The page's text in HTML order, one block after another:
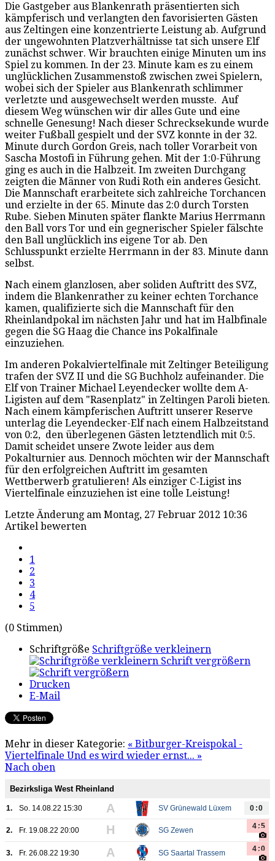
Die Gastgeber aus Blankenrath präsentierten sich
kämpferisch und verlangten den favorisierten Gästen
aus Zeltingen eine konzentrierte Leistung ab. Aufgrund
der ungewohnten Platzverhältnisse tat sich unsere Elf
zunächst schwer. Wir brauchten einige Minuten um ins
Spiel zu kommen. In der 23. Minute kam es zu einem
unglücklichen Zusammenstoß zwischen zwei Spielern,
wobei sich der Spieler aus Blankenrath schlimmer
verletzte und ausgewechselt werden musste. Auf
diesem Weg wünschen wir dir alles Gute und eine
schnelle Genesung! Nach dieser Schrecksekunde wurde
weiter Fußball gespielt und der SVZ konnte in der 32.
Minute durch Gordon Greis, nach toller Vorarbeit von
Sascha Mostofi in Führung gehen. Mit der 1:0-Führung
ging es auch in die Halbzeit. Im zweiten Durchgang
zeigten die Männer von Rudi Roth ein anderes Gesicht.
Die Mannschaft erarbeitete sich zahlreiche Torchancen
und erzielte in der 65. Minute das 2:0 durch Torsten
Rube. Sieben Minuten später flankte Marius Herrmann
den Ball vors Tor und ein gegnerischer Spieler fälschte
den Ball unglücklich ins eigene Tor ab. Den
Schlusspunkt erzielte Herrmann in der 83. Minute dann
selbst.
Nach einem glanzlosen, aber soliden Auftritt des SVZ,
indem die Blankenrather zu keiner echten Torchance
kamen, qualifizierte sich die Mannschaft für den
Rheinlandpokal im nächsten Jahr und hat im Halbfinale
gegen die SG Haag die Chance ins Pokalfinale
einzuziehen.
Im anderen Pokalviertelfinale mit Zeltinger Beteiligung
trafen der SVZ II und die SG Buchholz aufeinander. Die
Elf von Trainer Michael Leyendecker wollte dem A-
Ligisten auf dem "Rasenplatz" in Zeltingen Paroli bieten.
Nach einem kämpferischen Auftritt unserer Reserve
unterlag die Leyendecker-Elf nach einem Halbzeitstand
von 0:2, den überlegenen Gästen letztendlich mit 0:5.
Damit scheidet unsere Zwote leider aus dem
Pokalturnier aus. Dennoch möchten wir der Mannschaft
für den erfolgreichen Auftritt im gesamten
Wettberwerb gratulieren! Als einziger C-Ligist ins
Viertelfinale einzuziehen ist eine tolle Leistung!
Letzte Änderung am Montag, 27 Februar 2012 10:36
Artikel bewerten
1
2
3
4
5
(0 Stimmen)
Schriftgröße Schriftgröße verkleinern
Schrift vergrößern
Drucken
E-Mail
Mehr in dieser Kategorie: « Bitburger-Kreispokal -
Viertelfinale Und es wird wieder ernst... »
Nach oben
Bezirksliga West Rheinland
1. So. 14.08.22 15:30 A SV Grünewald Lüxem 0:0
2. Fr. 19.08.22 20:00 H SG Zewen 4:5
3. Fr. 26.08.22 19:30 A SG Saartal Trassem 4:0